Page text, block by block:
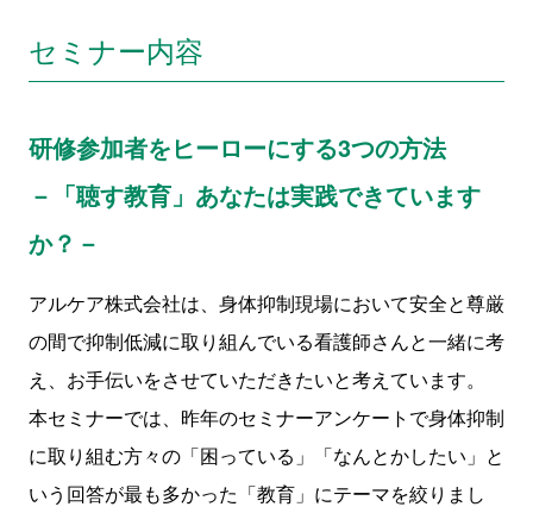
セミナー内容
研修参加者をヒーローにする3つの方法
－「聴す教育」あなたは実践できています
か？－
アルケア株式会社は、身体抑制現場において安全と尊厳
の間で抑制低減に取り組んでいる看護師さんと一緒に考
え、お手伝いをさせていただきたいと考えています。
本セミナーでは、昨年のセミナーアンケートで身体抑制
に取り組む方々の「困っている」「なんとかしたい」と
いう回答が最も多かった「教育」にテーマを絞りまし